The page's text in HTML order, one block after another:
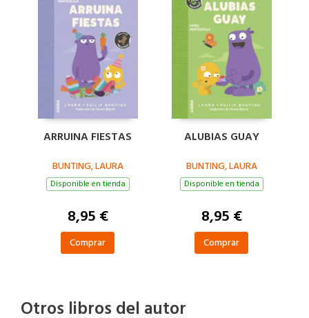
ARRUINA FIESTAS
BUNTING, LAURA
Disponible en tienda
8,95 €
Comprar
ALUBIAS GUAY
BUNTING, LAURA
Disponible en tienda
8,95 €
Comprar
Otros libros del autor